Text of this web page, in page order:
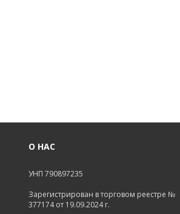
О НАС
УНП 790897235
Зарегистрирован в торговом реестре №
377174 от 19.09.2024 г.